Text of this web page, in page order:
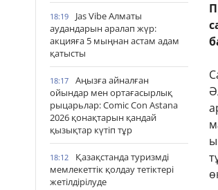
18:19
Jas Vibe Алматы
аудандарын аралап жүр:
акцияға 5 мыңнан астам адам
қатысты
18:17
Аңызға айналған
ойындар мен ортағасырлық
рыцарьлар: Comic Con Astana
2026 қонақтарын қандай
қызықтар күтіп тұр
18:12
Қазақстанда туризмді
мемлекеттік қолдау тетіктері
жетілдірілуде